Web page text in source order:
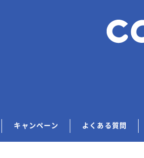
キャンペーン よくある質問